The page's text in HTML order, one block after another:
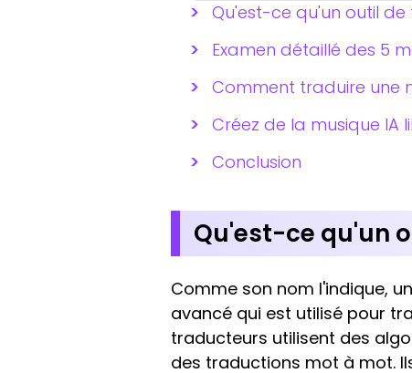
Qu'est-ce qu'un outil
Examen détaillé des 5
Comment traduire une
Créez de la musique IA
Conclusion
Qu'est-ce qu'un
Comme son nom l'indique,
avancé qui est utilisé pour
traducteurs utilisent des
des traductions mot à mot.